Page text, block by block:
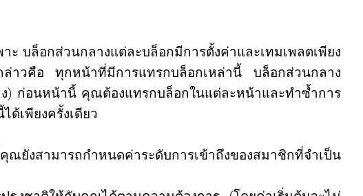
บล็อกส่วนกลางแต่ละบล็อกมีการตั้งค่าและเทมเพลตเพียง
าวคือ ทุกหน้าที่มีการแทรกบล็อกเหล่านี้ บล็อกส่วนกลาง
) ก่อนหน้านี้ คุณต้องแทรกบล็อกในแต่ละหน้าและทำซ้ำการ
เพียงครั้งเดียว
สามารถกำหนดค่าระดับการเข้าถึงของสมาชิกที่จำเป็น